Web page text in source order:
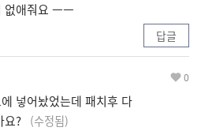
애줘요 ㅡㅡ
답글
0
넣어놨었는데 패치후 다
요? (수정됨)